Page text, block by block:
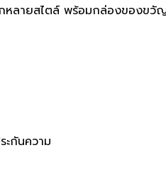
ลายสไตล์ พร้อมกล่องของขวั
ะกันความ